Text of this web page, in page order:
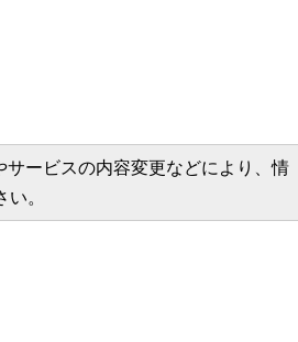
ービスの内容変更などにより、情
。